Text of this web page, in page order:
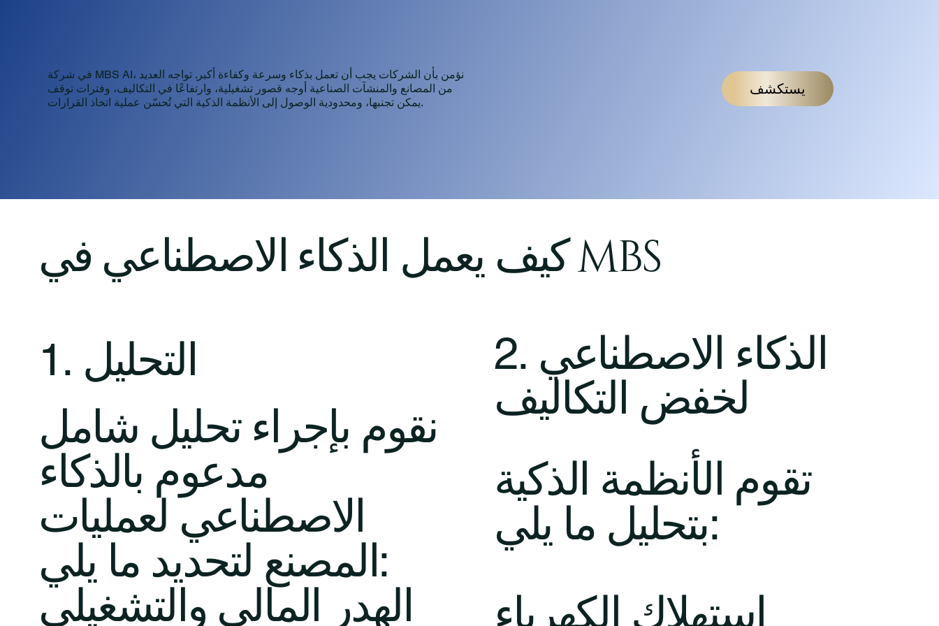
في شركة MBS AI، نؤمن بأن الشركات يجب أن تعمل بذكاء وسرعة وكفاءة أكبر. تواجه العديد
من المصانع والمنشآت الصناعية أوجه قصور تشغيلية، وارتفاعًا في التكاليف، وفترات توقف
يمكن تجنبها، ومحدودية الوصول إلى الأنظمة الذكية التي تُحسّن عملية اتخاذ القرارات.
يستكشف
كيف يعملالذكاء الاصطناعي في MBS
1. التحليل
نقوم بإجراء تحليل شامل
مدعوم بالذكاء
الاصطناعي لعمليات
المصنع لتحديد ما يلي:
الهدر المالي والتشغيلي
2. الذكاء الاصطناعي
لخفض التكاليف
تقوم الأنظمة الذكية
بتحليل ما يلي:
استهلاك الكهرباء